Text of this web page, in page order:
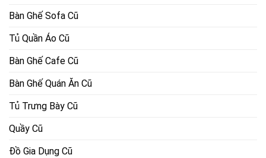
Bàn Ghế Sofa Cũ
Tủ Quần Áo Cũ
Bàn Ghế Cafe Cũ
Bàn Ghế Quán Ăn Cũ
Tủ Trưng Bày Cũ
Quầy Cũ
Đồ Gia Dụng Cũ